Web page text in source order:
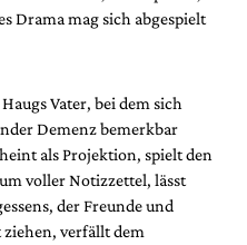
Drama mag sich abgespielt
Vater, bei dem sich
Demenz bemerkbar
als Projektion, spielt den
voller Notizzettel, lässt
der Freunde und
verfällt dem